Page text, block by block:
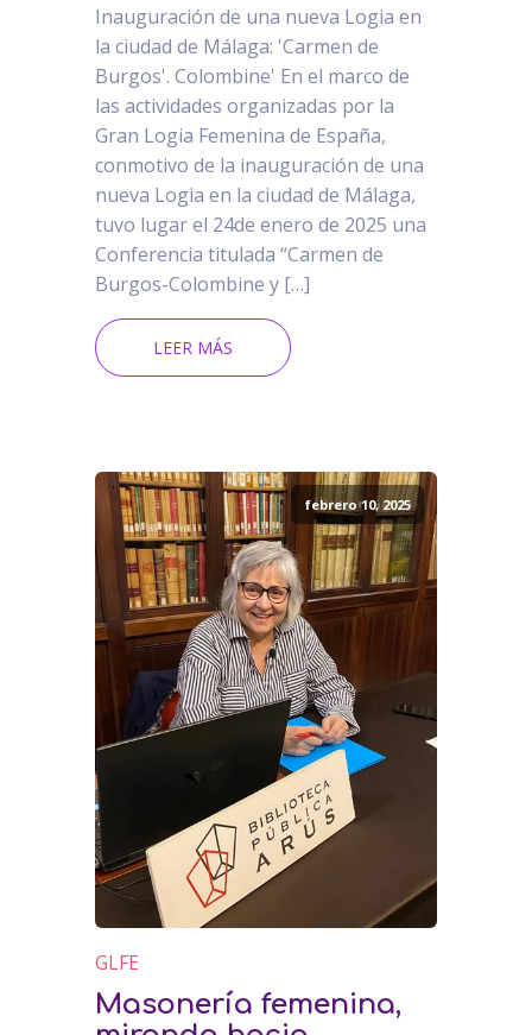
Inauguración de una nueva Logia en
la ciudad de Málaga: 'Carmen de
Burgos'. Colombine' En el marco de
las actividades organizadas por la
Gran Logia Femenina de España,
conmotivo de la inauguración de una
nueva Logia en la ciudad de Málaga,
tuvo lugar el 24de enero de 2025 una
Conferencia titulada “Carmen de
Burgos-Colombine y […]
LEER MÁS
febrero 10, 2025
GLFE
Masonería femenina,